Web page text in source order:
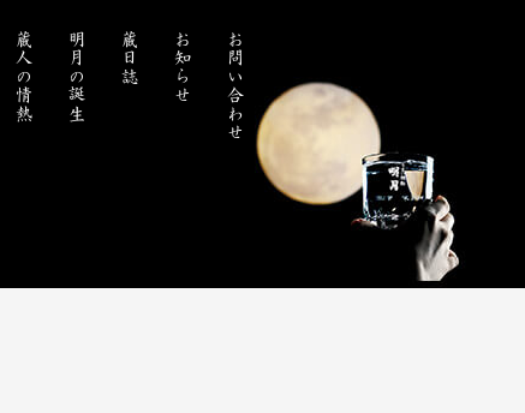
蔵人の情熱 明月の誕生 蔵日誌 お知らせ お問い合わせ